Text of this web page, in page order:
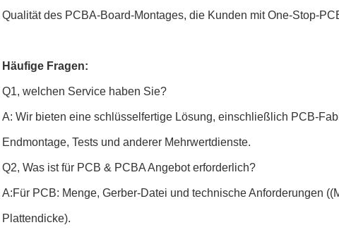
Qualität des PCBA-Board-Montages, die Kunden mit One-Stop-
Häufige Fragen:
Q1, welchen Service haben Sie?
A: Wir bieten eine schlüsselfertige Lösung, einschließlich PCB-
Endmontage, Tests und anderer Mehrwertdienste.
Q2, Was ist für PCB & PCBA Angebot erforderlich?
A:Für PCB: Menge, Gerber-Datei und technische Anforderungen
Plattendicke).